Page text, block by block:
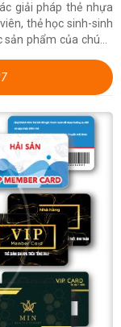
giải pháp thẻ nhựa
thẻ học sinh-sinh
phẩm của chúng